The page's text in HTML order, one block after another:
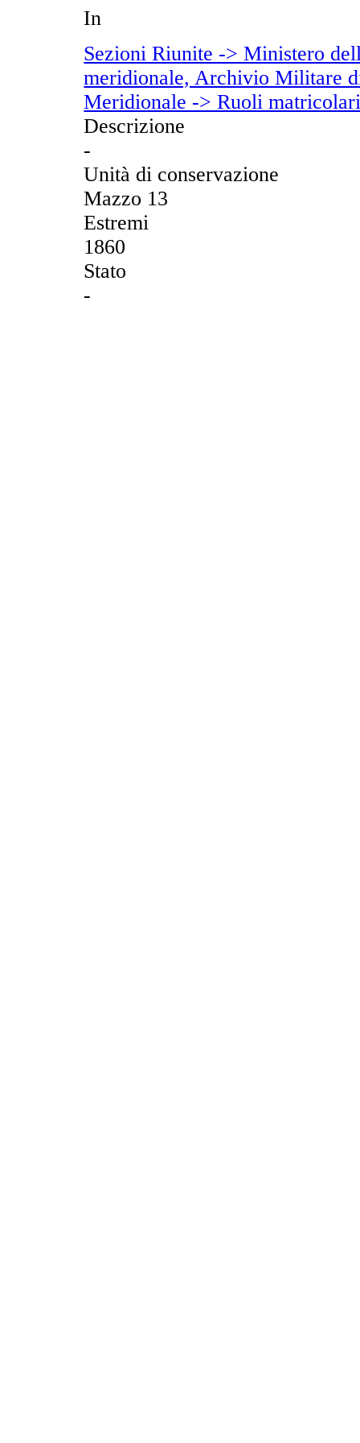
In
Sezioni Riunite -> Ministero
meridionale, Archivio Militare
Meridionale -> Ruoli
Descrizione
-
Unità di conservazione
Mazzo 13
Estremi
1860
Stato
-